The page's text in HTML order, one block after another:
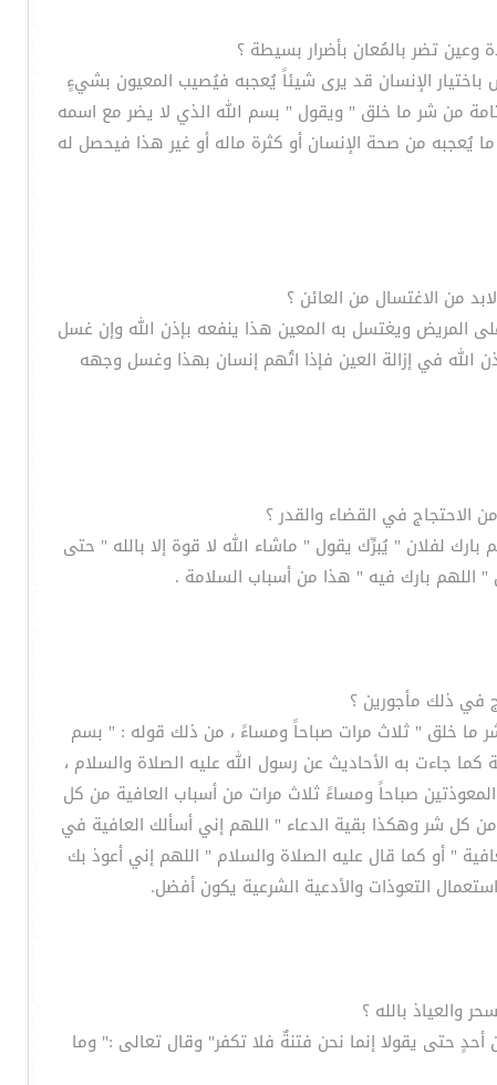
الإنسان قد يرى شيئاً يُعجبه فيُصيب المعيون بشيءٍ
من شر ما خلق " ويقول " بسم الله الذي لا يضر مع اسمه
يُعجبه من صحة الإنسان أو كثرة ماله أو غير هذا فيحصل له
المريض ويغتسل به المعين هذا ينفعه بإذن الله وإن غسل
في إزالة العين فإذا اتُهم إنسان بهذا وغسل وجهه
بارك لفلان " يُبرِّك يقول " ماشاء الله لا قوة إلا بالله " حتى
اللهم بارك فيه " هذا من أسباب السلامة .
شر ما خلق " ثلاث مرات صباحاً ومساءً ، من ذلك قوله : " بسم
جاءت به الأحاديث عن رسول الله عليه الصلاة والسلام ،
صباحاً ومساءً ثلاث مرات من أسباب العافية من كل
كل شر وهكذا بقية الدعاء " اللهم إني أسألك العافية في
" أو كما قال عليه الصلاة والسلام " اللهم إني أعوذ بك
التعوذات والأدعية الشرعية يكون أفضل.
أحدٍ حتى يقولا إنما نحن فتنةٌ فلا تكفر" وقال تعالى :" وما